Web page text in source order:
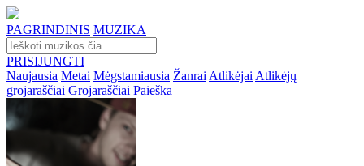
PAGRINDINIS MUZIKA
PRISIJUNGTI
Naujausia Metai Mėgstamiausia Žanrai Atlikėjai Atlikėjų
grojaraščiai Grojaraščiai Paieška